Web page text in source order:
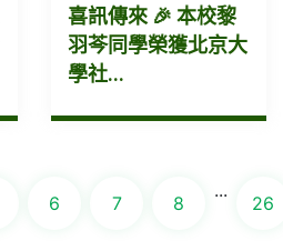
喜訊傳來 🎉 本校黎
羽芩同學榮獲北京大
學社...
6 7 8
...
26